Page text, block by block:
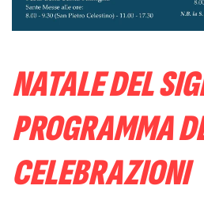
NATALE DEL
PROGRAMMA
CELEBRAZIONI